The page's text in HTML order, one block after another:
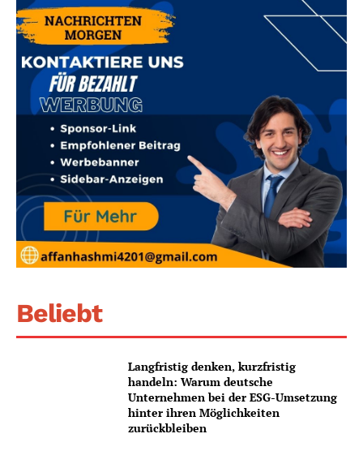
Beliebt
Langfristig denken, kurzfristig
handeln: Warum deutsche
Unternehmen bei der ESG-Umsetzung
hinter ihren Möglichkeiten
zurückbleiben